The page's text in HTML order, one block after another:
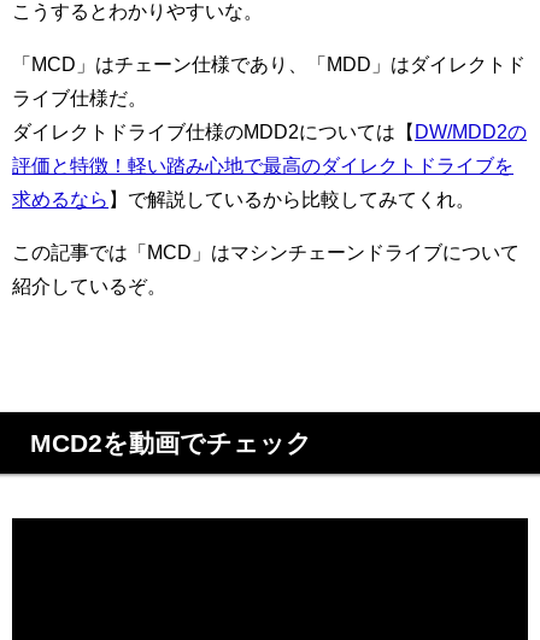
こうするとわかりやすいな。
「MCD」はチェーン仕様であり、「MDD」はダイレクトド
ライブ仕様だ。
ダイレクトドライブ仕様のMDD2については【 DW/MDD2の
評価と特徴！軽い踏み心地で最高のダイレクトドライブを
求めるなら 】で解説しているから比較してみてくれ。
この記事では「MCD」はマシンチェーンドライブについて
紹介しているぞ。
MCD2を動画でチェック